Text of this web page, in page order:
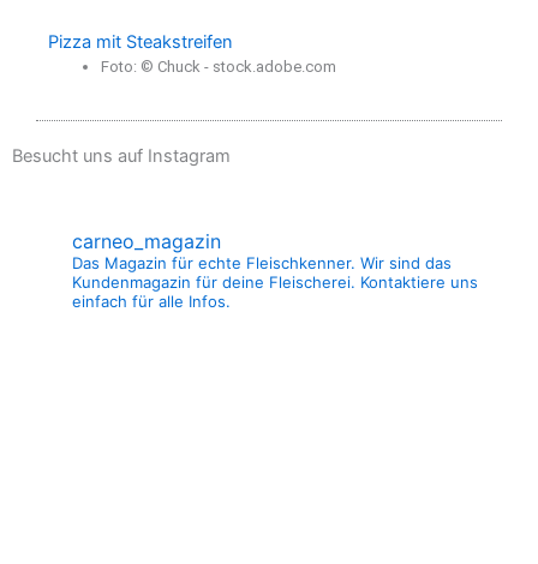
Pizza mit Steakstreifen
Foto: © Chuck - stock.adobe.com
Besucht uns auf Instagram
carneo_magazin
Das Magazin für echte Fleischkenner. Wir sind das
Kundenmagazin für deine Fleischerei. Kontaktiere uns
einfach für alle Infos.